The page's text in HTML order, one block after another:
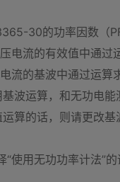
30的功率因数（
电流的有效值中通过
流的基波中通过运算
波运算，和无功电能
算的话，则请更改基
使用无功功率计法”